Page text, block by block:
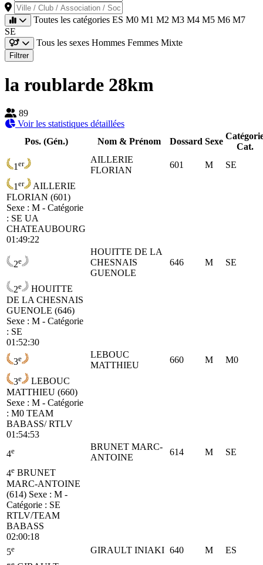
Ville / Club / Association / Société
Toutes les catégories ES M0 M1 M2 M3 M4 M5 M6 M7
SE
Tous les sexes Hommes Femmes Mixte
Filtrer
la roublarde 28km
89
Voir les statistiques détaillées
Pos. (Gén.)
Nom & Prénom Dossard Sexe
Cat.
1 er
AILLERIE
FLORIAN
601 M SE
1 er
AILLERIE
FLORIAN (601)
Sexe : M - Catégorie
: SE UA
CHATEAUBOURG
01:49:22
2e
HOUITTE DE LA
CHESNAIS
GUENOLE
646 M SE
2e
HOUITTE
DE LA CHESNAIS
GUENOLE (646)
Sexe : M - Catégorie
: SE
01:52:30
3e
LEBOUC
MATTHIEU
660 M M0
3e
LEBOUC
MATTHIEU (660)
Sexe : M - Catégorie
: M0 TEAM
BABASS/ RTLV
01:54:53
4e
BRUNET MARC-
ANTOINE
614 M SE
4e BRUNET
MARC-ANTOINE
(614) Sexe : M -
Catégorie : SE
RTLV/TEAM
BABASS
02:00:18
5e GIRAULT INIAKI 640 M
ES